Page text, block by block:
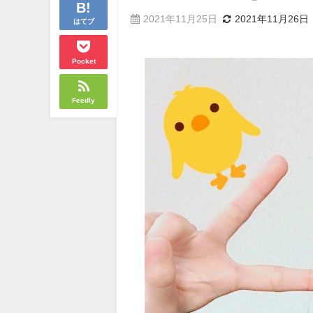
はてブ
Pocket
Feedly
2021年11月25日 2021年11月26日